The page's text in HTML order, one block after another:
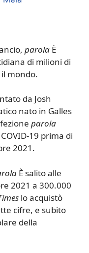
parola È
di milioni di
mondo.
da Josh
nato in Galles
parola
19 prima di
2021.
È salito alle
2021 a 300.000
lo acquistò
cifre, e subito
della